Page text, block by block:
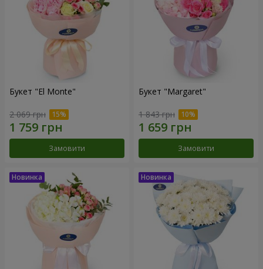
Букет "El Monte"
2 069 грн
Замовити
Букет "Margaret"
1 843 грн
Замовити